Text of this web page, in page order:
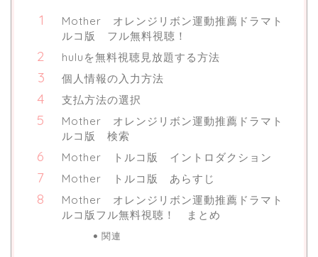
Mother オレンジリボン運動推薦ドラマト
ルコ版 フル無料視聴！
huluを無料視聴見放題する方法
個人情報の入力方法
支払方法の選択
Mother オレンジリボン運動推薦ドラマト
ルコ版 検索
Mother トルコ版 イントロダクション
Mother トルコ版 あらすじ
Mother オレンジリボン運動推薦ドラマト
ルコ版フル無料視聴！ まとめ
関連